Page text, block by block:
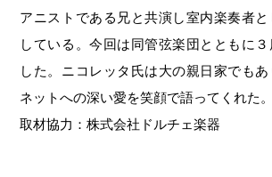
アニストである兄と共演し室内楽奏者
している。今回は同管弦楽団とともに
した。ニコレッタ氏は大の親日家でも
ネットへの深い愛を笑顔で語ってくれた。
取材協力：株式会社ドルチェ楽器